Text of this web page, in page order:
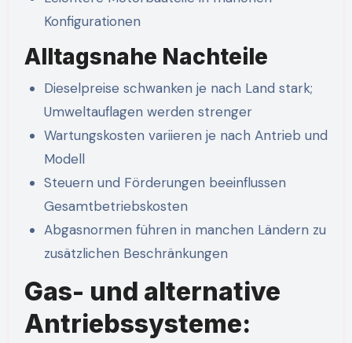
Konfigurationen
Alltagsnahe Nachteile
Dieselpreise schwanken je nach Land stark;
Umweltauflagen werden strenger
Wartungskosten variieren je nach Antrieb und
Modell
Steuern und Förderungen beeinflussen
Gesamtbetriebskosten
Abgasnormen führen in manchen Ländern zu
zusätzlichen Beschränkungen
Gas- und alternative
Antriebssysteme: